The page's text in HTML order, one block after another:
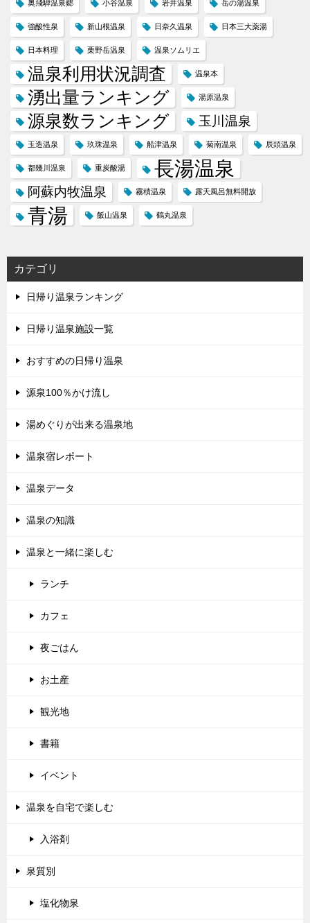
奥飛騨温泉郷 小谷温泉 岩井温泉 岳の湯温泉
強酸性泉 新山根温泉 日奈久温泉 日本三大薬湯
日本料理 栗野岳温泉 温泉ソムリエ
温泉利用状況調査 温泉本
湧出量ランキング 湯原温泉
源泉数ランキング 玉川温泉
玉造温泉 玖珠温泉 船津温泉 菊南温泉 辰頭温泉
都幾川温泉 重炭酸湯 長湯温泉
阿蘇内牧温泉 霧積温泉 露天風呂無料開放
青湯 飯山温泉 鶴丸温泉
カテゴリ
日帰り温泉ランキング
日帰り温泉施設一覧
おすすめの日帰り温泉
源泉100％かけ流し
湯めぐりが出来る温泉地
温泉宿レポート
温泉データ
温泉の知識
温泉と一緒に楽しむ
ランチ
カフェ
夜ごはん
お土産
観光地
書籍
イベント
温泉を自宅で楽しむ
入浴剤
泉質別
塩化物泉